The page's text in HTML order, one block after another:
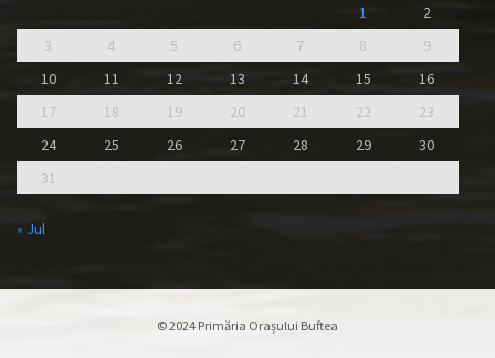
1
2
3
4 5 6 7 8
9
10
11 12 13 14 15
16
17
18 19 20 21 22
23
24
25 26 27 28 29
30
31
« Jul
© 2024 Primăria Orașului Buftea